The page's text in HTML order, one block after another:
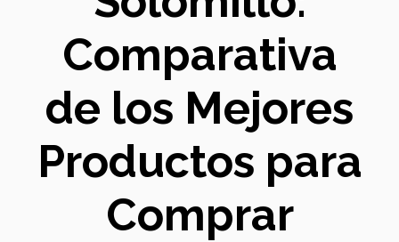
Comparativa
de los Mejores
Productos para
Comprar